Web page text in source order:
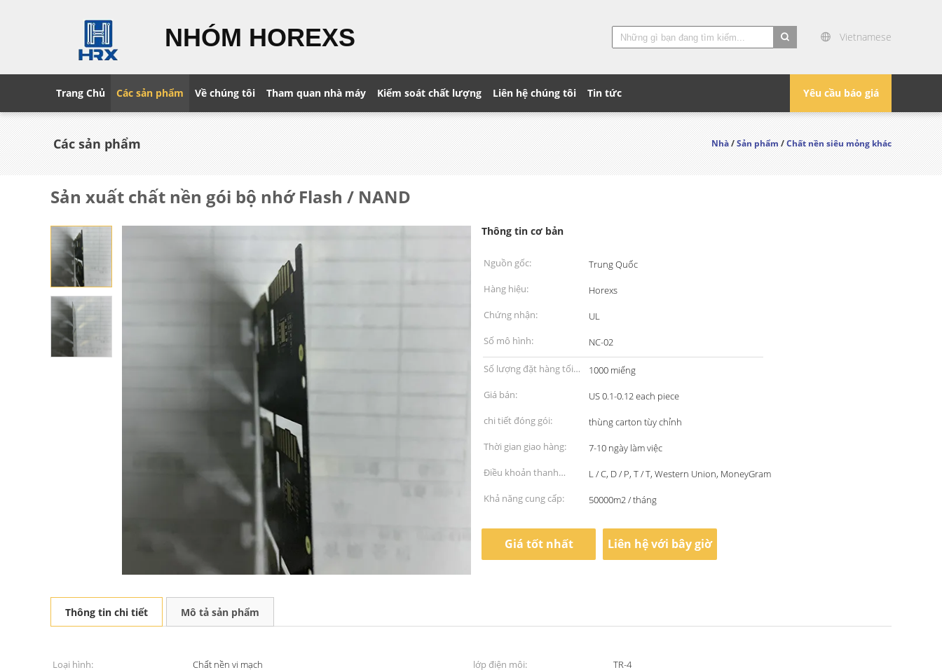
NHÓM HOREXS Vietnamese
Yêu cầu báo giá
Trang Chủ Các sản phẩm Về chúng tôi Tham quan nhà máy Kiểm soát chất lượng Liên hệ chúng tôi Tin tức
Các sản phẩm Nhà/Sản phẩm/Chất nền siêu mỏng khác
Sản xuất chất nền gói bộ nhớ Flash / NAND
Thông tin cơ bản
Nguồn gốc:
Trung Quốc
Hàng hiệu:
Horexs
Chứng nhận:
UL
Số mô hình:
NC-02
Số lượng đặt hàng tối
thiểu:
1000 miếng
Giá bán:
US 0.1-0.12 each piece
chi tiết đóng gói:
thùng carton tùy chỉnh
Thời gian giao hàng:
7-10 ngày làm việc
Điều khoản thanh
toán:
L / C, D / P, T / T, Western Union, MoneyGram
Khả năng cung cấp:
50000m2 / tháng
Giá tốt nhất Liên hệ với bây giờ
Thông tin chi tiết Mô tả sản phẩm
Loại hình: Chất nền vi mạch lớp điện môi:
TR-4